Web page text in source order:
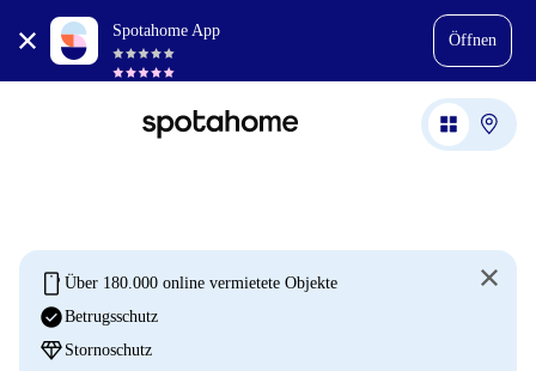
Spotahome App
Öffnen
mobile Über 180.000 online vermietete Objekte
check_circleBetrugsschutz
diamond Stornoschutz